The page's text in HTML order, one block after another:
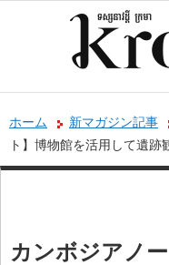
ホーム 新マガジン記事
ト】博物館を活用して遺跡
カンボジアノ